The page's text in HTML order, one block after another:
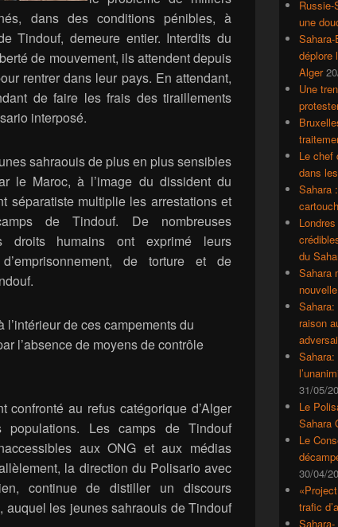
dans des conditions pénibles, à
Tindouf, demeure entier. Interdits du
de mouvement, ils attendent depuis
rentrer dans leur pays. En attendant,
de faire les frais des tiraillements
interposé.
sahraouis de plus en plus sensibles
le Maroc, à l’image du dissident du
séparatiste multiplie les arrestations et
de Tindouf. De nombreuses
droits humains ont exprimé leurs
de torture et de
de ces campements du
l’absence de moyens de contrôle
confronté au refus catégorique d’Alger
populations. Les camps de Tindouf
aux ONG et aux médias
la direction du Polisario avec
continue de distiller un discours
auquel les jeunes sahraouis de Tindouf
Russie-
une
déplore
Alger
Une
Le chef
dans
Sahara
du
Sahara
raison
31/05/
Le
Sahara
Le
30/04/
trafic